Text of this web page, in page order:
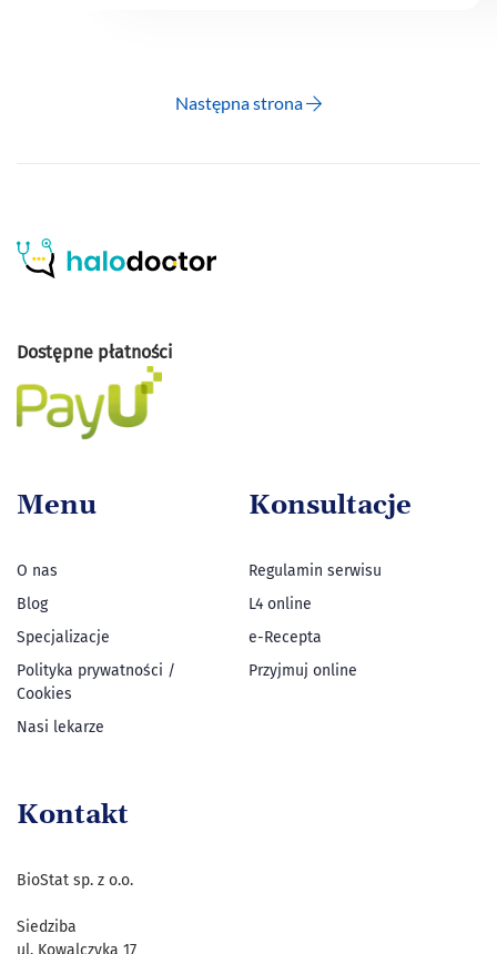
Następna strona
Dostępne płatności
Menu
O nas
Blog
Specjalizacje
Polityka prywatności /
Cookies
Nasi lekarze
Konsultacje
Regulamin serwisu
L4 online
e-Recepta
Przyjmuj online
Kontakt
BioStat sp. z o.o.
Siedziba
ul. Kowalczyka 17